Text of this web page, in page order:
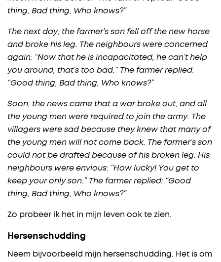
thing, Bad thing, Who knows?”
The next day, the farmer’s son fell off the new horse
and broke his leg. The neighbours were concerned
again: “Now that he is incapacitated, he can’t help
you around, that’s too bad.” The farmer replied:
“Good thing, Bad thing, Who knows?”
Soon, the news came that a war broke out, and all
the young men were required to join the army. The
villagers were sad because they knew that many of
the young men will not come back. The farmer’s son
could not be drafted because of his broken leg. His
neighbours were envious: “How lucky! You get to
keep your only son.” The farmer replied: “Good
thing, Bad thing, Who knows?”
Zo probeer ik het in mijn leven ook te zien.
Hersenschudding
Neem bijvoorbeeld mijn hersenschudding. Het is om